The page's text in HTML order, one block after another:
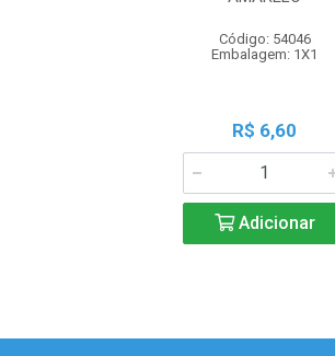
Código: 54046
Embalagem: 1X1
R$ 6,60
Adicionar